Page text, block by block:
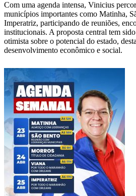
Com uma agenda intensa, Vinicius
municípios importantes como Matinha,
Imperatriz, participando de reuniões,
institucionais. A proposta central tem
otimista sobre o potencial do estado,
desenvolvimento econômico e social.